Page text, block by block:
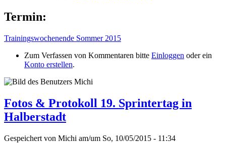
Termin:
Trainingswochenende Sommer 2015
Zum Verfassen von Kommentaren bitte Einloggen oder ein
Konto erstellen.
Fotos & Protokoll 19. Sprintertag in
Halberstadt
Gespeichert von Michi am/um So, 10/05/2015 - 11:34